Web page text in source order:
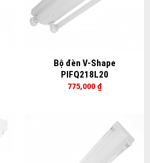
Bộ đèn V-Shape
PIFQ218L20
775,000 ₫